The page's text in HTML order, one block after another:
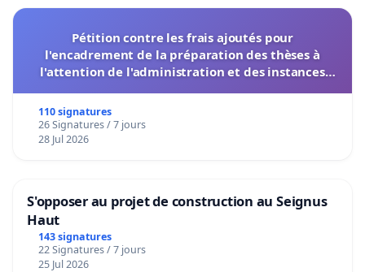
Pétition contre les frais ajoutés pour
l'encadrement de la préparation des thèses à
l'attention de l'administration et des instances
110 signatures
26 Signatures / 7 jours
28 Jul 2026
S'opposer au projet de construction au Seignus
Haut
143 signatures
22 Signatures / 7 jours
25 Jul 2026